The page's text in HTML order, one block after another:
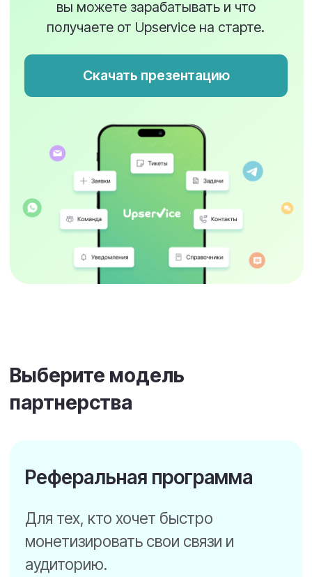
15% от суммы первого чека
монетизировать свои связи и
аудиторию.
Разовая выплата — без
обязательств по
сопровождению и обучению
привлеченных клиентов.
стоимости внедрения,
систему как часть своих услуг.
Ведение продаж и
сопровождение клиентов — на
вашей стороне.